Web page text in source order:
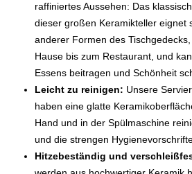
raffiniertes Aussehen: Das
dieser großen Keramikteller eignet
anderer Formen des
Hause bis zum Restaurant, und
Essens beitragen und Schönheit
Leicht zu reinigen: Unsere
haben eine glatte
Hand und in der Spülmaschine
und die strengen
Hitzebeständig und